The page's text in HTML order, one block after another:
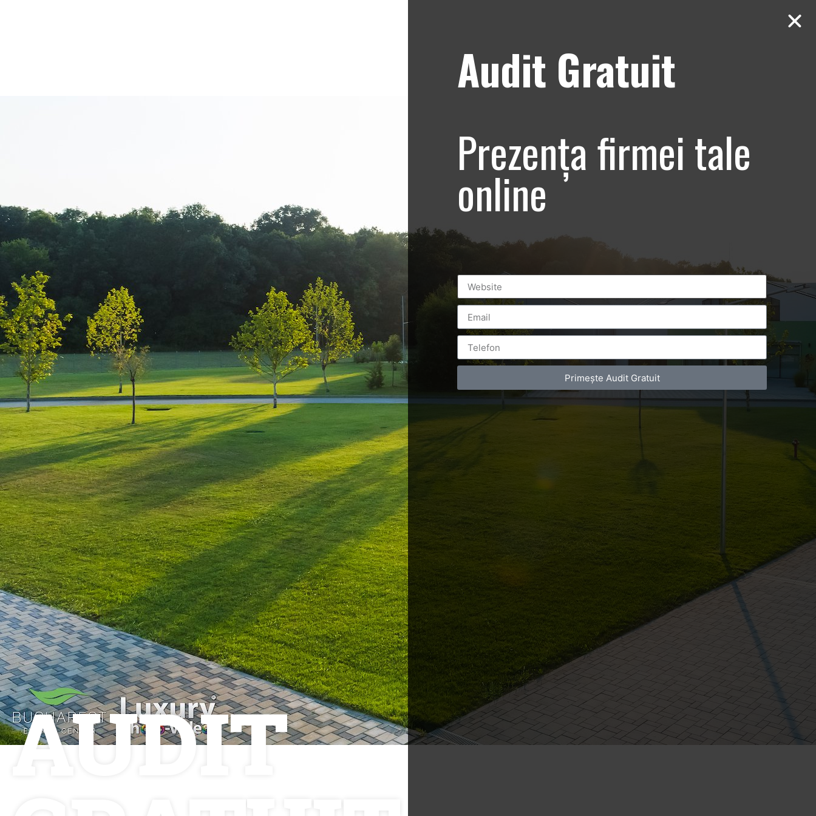
Promovarea firmei tale este absolut necesară, având în vedere competiția acerbă care a acaparat piața produselor și a serviciilor. Eforturile
publicitare trebuie să fie, însă, bine gestionate, mai ales pentru companiile care alocă un buget restrans în această direcție. Este drept, nu există o
rețetă universală de promovare care să funcționeze la fel de bine […]
Luxury-Photo-Video is a Sun
Luxes Int SRL product.
Registered address – Romania,
Bucharest, Drumul Agatului 26A
VAT Number – RO 34775532
Postări servicii
Fotografie de produs
Video Marketing
Promovare Online
Strategii de marketing
Testimonial Lorand Soareș
Szasz
Contact Telefonic
RO: 031 631 12 13
RO: 0786 044 044
UK (free): 0808 189 0714
USA: 1 929 236 4585
Facebook
Youtube
Instagram
WhatsApp
Audit Gratuit
Prezența firmei tale
online
Primește Audit Gratuit
AUDIT